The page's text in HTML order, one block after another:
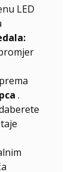
LED
.